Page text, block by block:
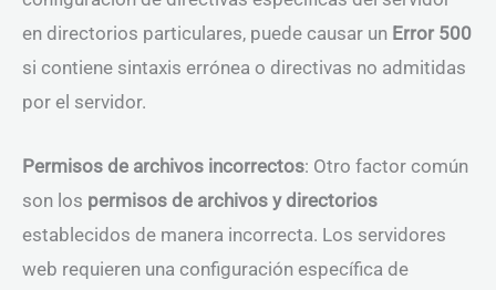
en directorios particulares, puede causar un Error 500
si contiene sintaxis errónea o directivas no admitidas
por el servidor.
Permisos de archivos incorrectos: Otro factor común
son los permisos de archivos y directorios
establecidos de manera incorrecta. Los servidores
web requieren una configuración específica de